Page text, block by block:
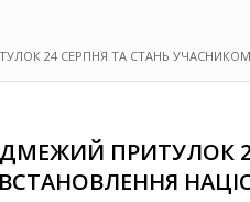
24 СЕРПНЯ ТА СТАНЬ
ПРИТУЛОК